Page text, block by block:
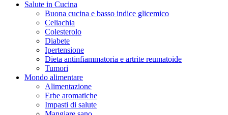
Salute in Cucina
Buona cucina e basso indice glicemico
Celiachia
Colesterolo
Diabete
Ipertensione
Dieta antinfiammatoria e artrite reumatoide
Tumori
Mondo alimentare
Alimentazione
Erbe aromatiche
Impasti di salute